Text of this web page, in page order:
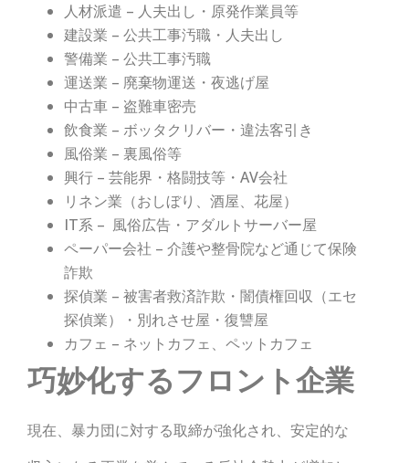
人材派遣 – 人夫出し・原発作業員等
建設業 – 公共工事汚職・人夫出し
警備業 – 公共工事汚職
運送業 – 廃棄物運送・夜逃げ屋
中古車 – 盗難車密売
飲食業 – ボッタクリバー・違法客引き
風俗業 – 裏風俗等
興行 – 芸能界・格闘技等・AV会社
リネン業（おしぼり、酒屋、花屋）
IT系 – 風俗広告・アダルトサーバー屋
ペーパー会社 – 介護や整骨院など通じて保険
詐欺
探偵業 – 被害者救済詐欺・闇債権回収（エセ
探偵業）・別れさせ屋・復讐屋
カフェ – ネットカフェ、ペットカフェ
巧妙化するフロント企業
現在、暴力団に対する取締が強化され、安定的な